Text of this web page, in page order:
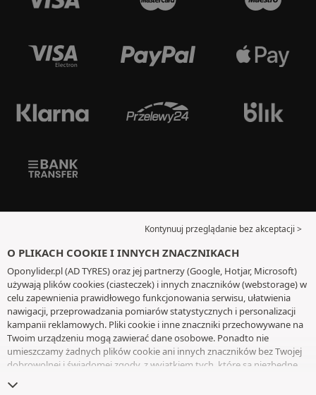
Kontynuuj przeglądanie bez akceptacji >
O PLIKACH COOKIE I INNYCH ZNACZNIKACH
Oponylider.pl (AD TYRES) oraz jej partnerzy (Google, Hotjar, Microsoft)
używają plików cookies (ciasteczek) i innych znaczników (webstorage) w
celu zapewnienia prawidłowego funkcjonowania serwisu, ułatwienia
nawigacji, przeprowadzania pomiarów statystycznych i personalizacji
kampanii reklamowych. Pliki cookie i inne znaczniki przechowywane na
Twoim urządzeniu mogą zawierać dane osobowe. Ponadto nie
umieszczamy żadnych plików cookie ani innych znaczników bez Twojej
dobrowolnej i świadomej zgody, z wyjątkiem tych, które są niezbędne
wycofać swoją zgodę w dowolnym momencie, przechodząc do